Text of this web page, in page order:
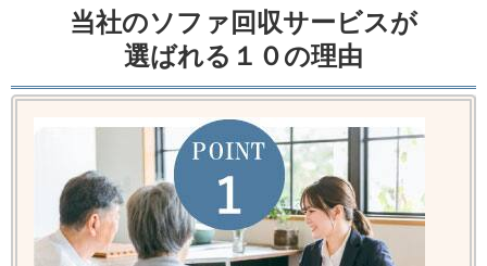
当社のソファ回収サービスが
選ばれる１０の理由